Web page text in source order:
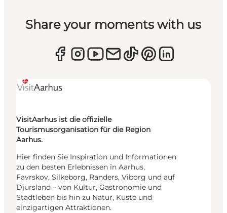
Share your moments with us
VisitAarhus ist die offizielle
Tourismusorganisation für die Region
Aarhus.
Hier finden Sie Inspiration und Informationen
zu den besten Erlebnissen in Aarhus,
Favrskov, Silkeborg, Randers, Viborg und auf
Djursland – von Kultur, Gastronomie und
Stadtleben bis hin zu Natur, Küste und
einzigartigen Attraktionen.